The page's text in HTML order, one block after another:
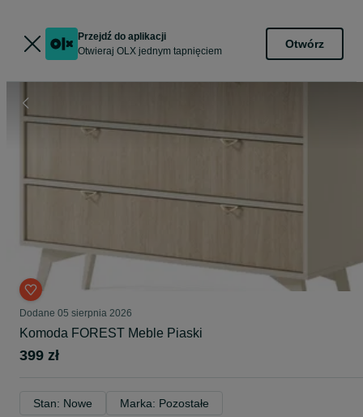
Przejdź do aplikacji
Otwieraj OLX jednym tapnięciem
Otwórz
Dodane 05 sierpnia 2026
Komoda FOREST Meble Piaski
399 zł
Stan: Nowe Marka: Pozostałe